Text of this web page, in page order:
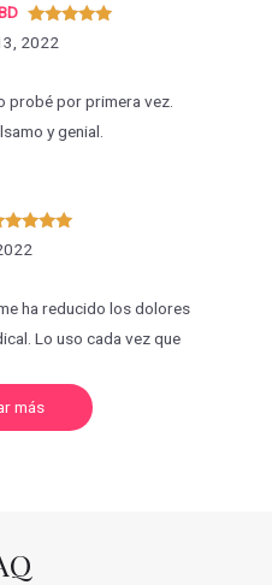
Valorado
con
2022
probé por primera vez.
y genial.
5de 5
ha reducido los dolores
Lo uso cada vez que
másC
r